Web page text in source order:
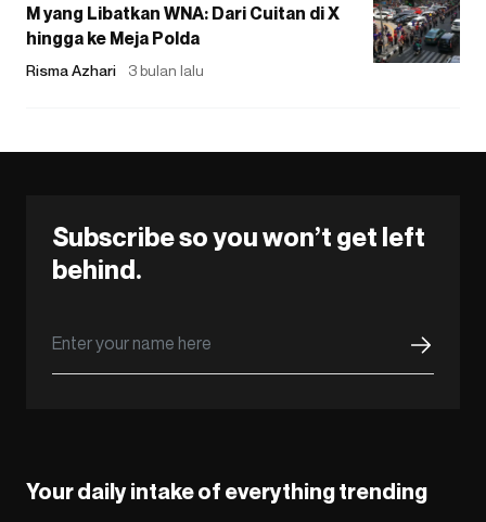
M yang Libatkan WNA: Dari Cuitan di X
hingga ke Meja Polda
Risma Azhari 3 bulan lalu
Subscribe so you won’t get left
behind.
Your daily intake of everything trending